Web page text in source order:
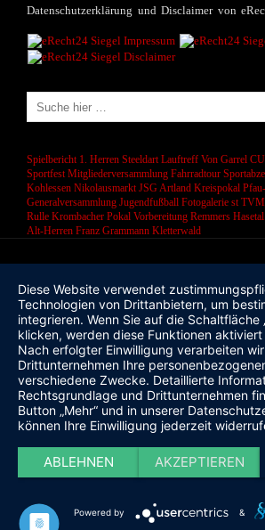
Datenschutzerklärung und Disclaimer von
Spielbericht 1. Herren Steeldart Lauftreff Von Garrel
Sportfest Mitgliederversammlung Fahrradtour
Kohlessen Nikolausmarkt JSG Artland Kreispokal
Generalversammlung Jugendfußball Fotogalerie st TVM
Rulle Krombacher Pokal Vorbereitung Remmers
Alt-Herren Franz Grammann Kletterwald
Diese Website verwendet
Technologien von Drittanbietern, um
integrieren. Wenn Sie auf die Schaltfläche
klicken, werden diese Funktionen
Nach erfolgter Einwilligung verarbeiten
Drittunternehmen Ihre
verschiedene Zwecke. Detaillierte
Rechtsgrundlage und Drittunternehmen
Button „Mehr“ und in unserer
können Ihre Einwilligung jederzeit
ABLEHNEN AKZEPTIEREN
Powered by &